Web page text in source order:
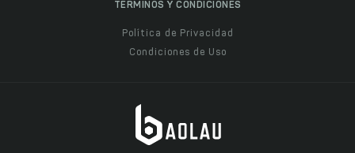
TÉRMINOS Y CONDICIONES
Política de Privacidad
Condiciones de Uso